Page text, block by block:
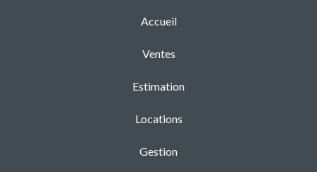
Accueil
Ventes
Estimation
Locations
Gestion